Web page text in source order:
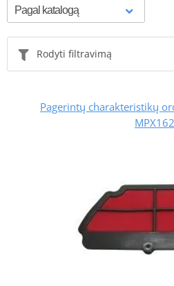
Rodyti filtravimą
Pagerintų charakteristikų
MPX162